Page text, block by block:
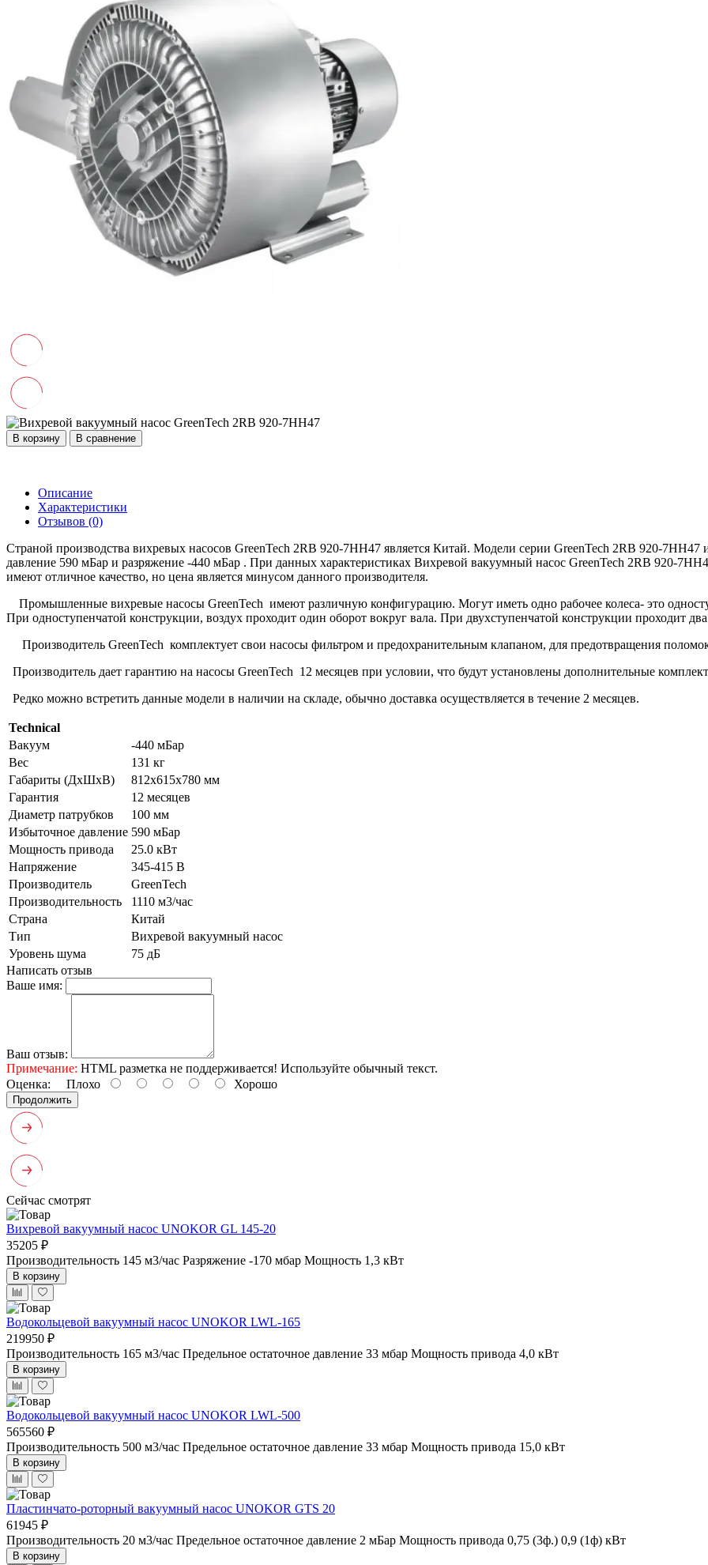
В корзину В сравнение
Описание
Характеристики
Отзывов (0)
Страной производства вихревых насосов GreenTech 2RB 920-7HH47 является Китай. Модели серии GreenTech 2RB 920-7HH47
давление 590 мБар и разряжение -440 мБар . При данных характеристиках Вихревой вакуумный насос GreenTech 2RB 920-
имеют отличное качество, но цена является минусом данного производителя.
Промышленные вихревые насосы GreenTech имеют различную конфигурацию. Могут иметь одно рабочее колеса- это
При одноступенчатой конструкции, воздух проходит один оборот вокруг вала. При двухступенчатой конструкции проходит два
Производитель GreenTech комплектует свои насосы фильтром и предохранительным клапаном, для предотвращения
Производитель дает гарантию на насосы GreenTech 12 месяцев при условии, что будут установлены дополнительные
Редко можно встретить данные модели в наличии на складе, обычно доставка осуществляется в течение 2 месяцев.
Technical
Вакуум
-440 мБар
Вес
131 кг
Габариты (ДхШхВ)
812х615х780 мм
Гарантия
12 месяцев
Диаметр патрубков
100 мм
Избыточное давление 590 мБар
Мощность привода
25.0 кВт
Напряжение
345-415 В
Производитель
GreenTech
Производительность
1110 м3/час
Страна
Китай
Тип
Вихревой вакуумный насос
Уровень шума
75 дБ
Написать отзыв
Ваше имя:
Ваш отзыв:
Примечание: HTML разметка не поддерживается! Используйте обычный текст.
Оценка: Плохо Хорошо
Продолжить
Сейчас смотрят
Вихревой вакуумный насос UNOKOR GL 145-20
35205 ₽
Производительность 145 м3/час Разряжение -170 мбар Мощность 1,3 кВт
В корзину
Водокольцевой вакуумный насос UNOKOR LWL-165
219950 ₽
Производительность 165 м3/час Предельное остаточное давление 33 мбар Мощность привода 4,0 кВт
В корзину
Водокольцевой вакуумный насос UNOKOR LWL-500
565560 ₽
Производительность 500 м3/час Предельное остаточное давление 33 мбар Мощность привода 15,0 кВт
В корзину
Пластинчато-роторный вакуумный насос UNOKOR GTS 20
61945 ₽
Производительность 20 м3/час Предельное остаточное давление 2 мБар Мощность привода 0,75 (3ф.) 0,9 (1ф) кВт
В корзину